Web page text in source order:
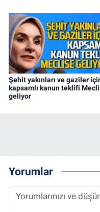
Şehit yakınları ve gaziler
kapsamlı kanun teklifi
geliyor
Yorumlar